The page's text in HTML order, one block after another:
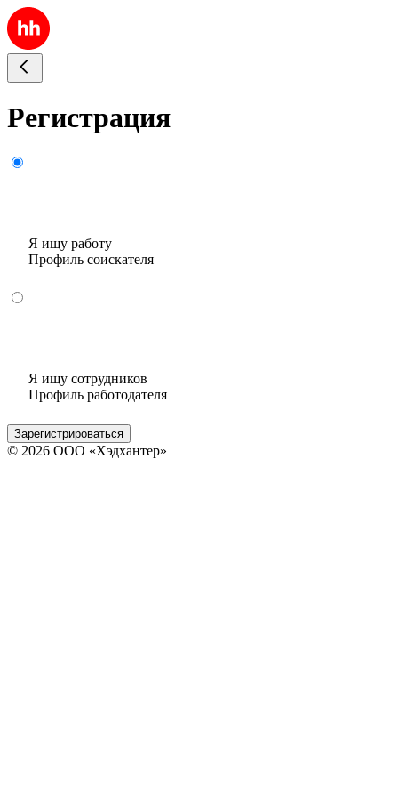
Регистрация
Я ищу работу
Профиль соискателя
Я ищу сотрудников
Профиль работодателя
Зарегистрироваться
© 2026 ООО «Хэдхантер»